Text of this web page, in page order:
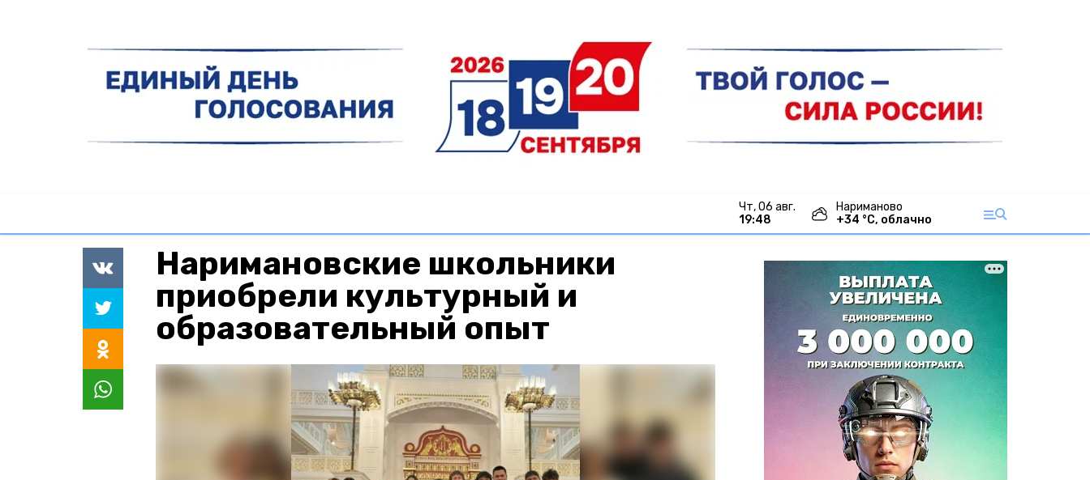
чт, 06 авг.
19:48
Нариманово
+34 °С, облачно
Наримановские школьники
приобрели культурный и
образовательный опыт